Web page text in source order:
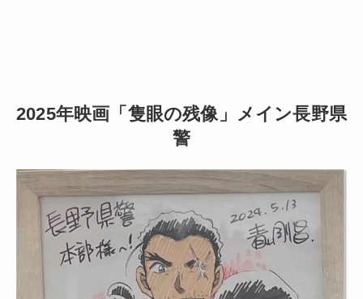
2025年映画「隻眼の残像」メイン長野県
警